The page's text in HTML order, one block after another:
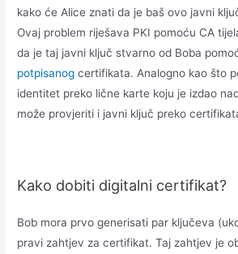
kako će Alice znati da je baš ovo javni
Ovaj problem riješava PKI pomoću CA
da je taj javni ključ stvarno od Boba
potpisanog certifikata. Analogno kao što
identitet preko lične karte koju je izdao
može provjeriti i javni ključ preko
Kako dobiti digitalni certifikat?
Bob mora prvo generisati par ključeva
pravi zahtjev za certifikat. Taj zahtjev je